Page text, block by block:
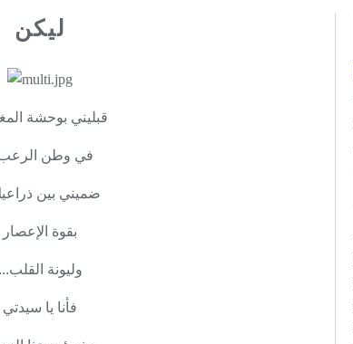
ليكن
قبليني بوحشة
في وطن
ضميني بين
بقوة الإعصار
وليونة القلب...
فأنا يا سيدتي